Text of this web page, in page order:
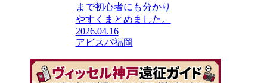
まで初心者にも分かり
やすくまとめました。
2026.04.16
アビスパ福岡